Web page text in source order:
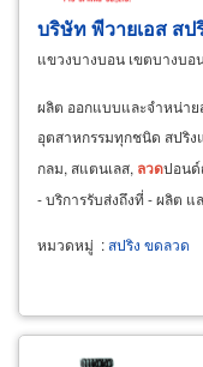
บริษัท พีวายเอส สป
แขวงบางบอน เขตบางบอ
ผลิต ออกแบบและจำหน่า
อุตสาหกรรมทุกชนิด สปริ
กลม, สแตนเลส, ลวดปอนด์
- บริการรับส่งถึงที่ - ผลิต
หมวดหมู่ :สปริง ขดลวด